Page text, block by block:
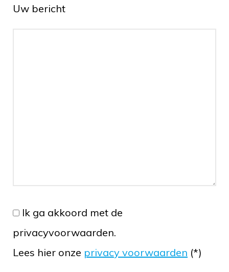
Uw bericht
Ik ga akkoord met de
privacyvoorwaarden.
Lees hier onze privacy voorwaarden (*)